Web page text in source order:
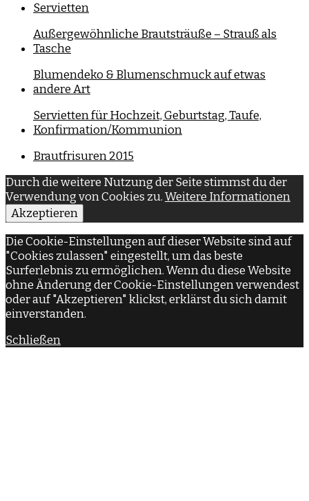
Servietten
Außergewöhnliche Brautsträuße – Strauß als
Tasche
Blumendeko & Blumenschmuck auf etwas
andere Art
Servietten für Hochzeit, Geburtstag, Taufe,
Konfirmation/Kommunion
Brautfrisuren 2015
Durch die weitere Nutzung der Seite stimmst du der
Verwendung von Cookies zu.Weitere Informationen
Akzeptieren
Die Cookie-Einstellungen auf dieser Website sind auf
"Cookies zulassen" eingestellt, um das beste
Surferlebnis zu ermöglichen. Wenn du diese Website
ohne Änderung der Cookie-Einstellungen verwendest
oder auf "Akzeptieren" klickst, erklärst du sich damit
einverstanden.
Schließen